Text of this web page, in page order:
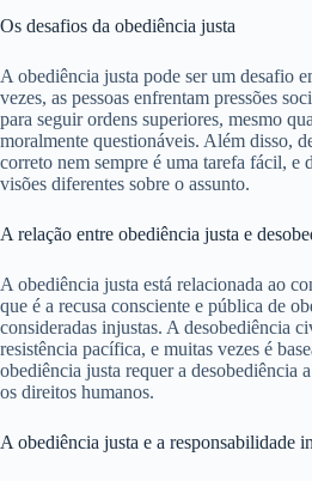
Os desafios da obediência justa
A obediência justa pode ser um desafio
vezes, as pessoas enfrentam pressões
para seguir ordens superiores, mesmo
moralmente questionáveis. Além disso,
correto nem sempre é uma tarefa fácil, e
visões diferentes sobre o assunto.
A relação entre obediência justa e
A obediência justa está relacionada ao
que é a recusa consciente e pública de
consideradas injustas. A desobediência
resistência pacífica, e muitas vezes é
obediência justa requer a desobediência
os direitos humanos.
A obediência justa e a responsabilidade